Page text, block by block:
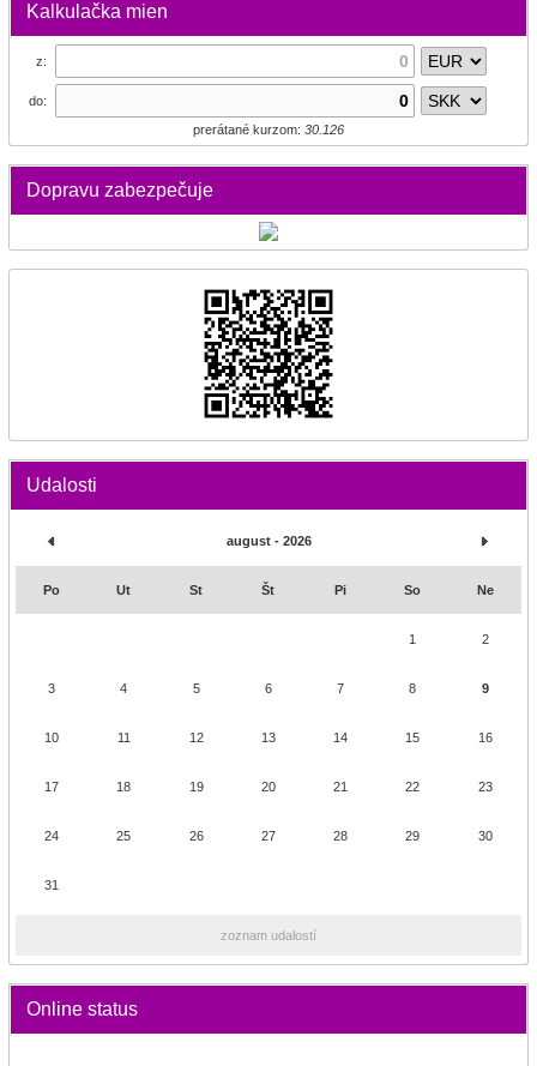
Kalkulačka mien
z:
do:
prerátané kurzom: 30.126
Dopravu zabezpečuje
Udalosti
august - 2026
Po Ut St Št Pi So Ne
1 2
3 4 5 6 7 8 9
10 11 12 13 14 15 16
17 18 19 20 21 22 23
24 25 26 27 28 29 30
31
zoznam udalostí
Online status